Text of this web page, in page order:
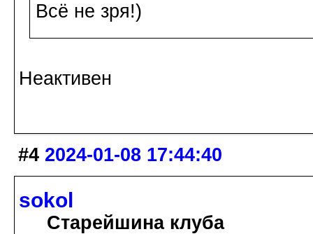
Всё не зря!)
Неактивен
#4 2024-01-08 17:44:40
sokol
Старейшина клуба